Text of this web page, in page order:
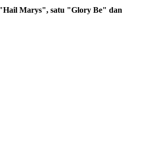
Marys", satu "Glory Be" dan